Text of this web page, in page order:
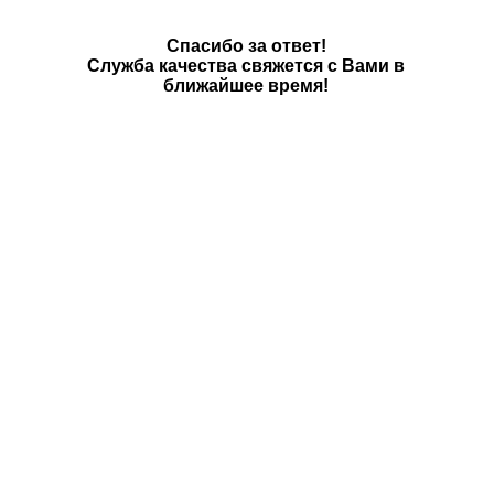
Спасибо за ответ!
Служба качества свяжется с Вами в
ближайшее время!